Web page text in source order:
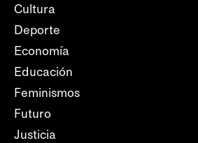
Cultura
Deporte
Economía
Educación
Feminismos
Futuro
Justicia